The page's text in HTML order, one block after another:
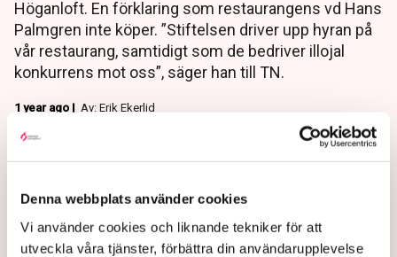
Denna webbplats använder cookies
Vi använder cookies och liknande tekniker för att
utveckla våra tjänster, förbättra din användarupplevelse
Höganloft. En förklaring som restaurangens vd Hans
Palmgren inte köper. ”Stiftelsen driver upp hyran på
vår restaurang, samtidigt som de bedriver illojal
konkurrens mot oss”, säger han till TN.
1 year ago | Av: Erik Ekerlid